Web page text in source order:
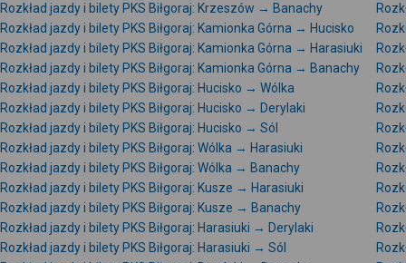
Rozkład jazdy i bilety PKS Biłgoraj: Krzeszów → Banachy
Rozkład jazdy i bilety PKS Biłgoraj: Kamionka Górna → Hucisko
Rozkład jazdy i bilety PKS Biłgoraj: Kamionka Górna → Harasiuki
Rozkład jazdy i bilety PKS Biłgoraj: Kamionka Górna → Banachy
Rozkład jazdy i bilety PKS Biłgoraj: Hucisko → Wólka
Rozkład jazdy i bilety PKS Biłgoraj: Hucisko → Derylaki
Rozkład jazdy i bilety PKS Biłgoraj: Hucisko → Sól
Rozkład jazdy i bilety PKS Biłgoraj: Wólka → Harasiuki
Rozkład jazdy i bilety PKS Biłgoraj: Wólka → Banachy
Rozkład jazdy i bilety PKS Biłgoraj: Kusze → Harasiuki
Rozkład jazdy i bilety PKS Biłgoraj: Kusze → Banachy
Rozkład jazdy i bilety PKS Biłgoraj: Harasiuki → Derylaki
Rozkład jazdy i bilety PKS Biłgoraj: Harasiuki → Sól